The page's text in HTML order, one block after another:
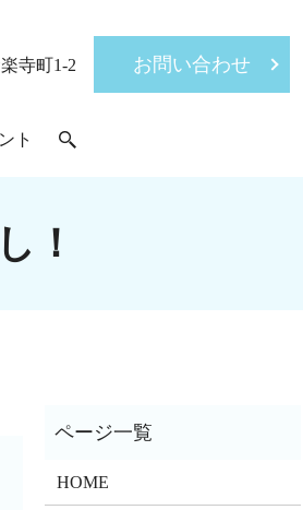
寺町1-2 お問い合わせ
ト
！
HOME